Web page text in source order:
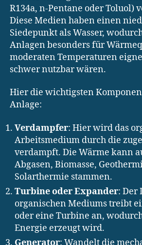
R134a, n-Pentane oder Toluol)
Diese Medien haben einen
Siedepunkt als Wasser,
Anlagen besonders für
moderaten Temperaturen
schwer nutzbar wären.
Hier die wichtigsten
Anlage:
Verdampfer: Hier wird das
Arbeitsmedium durch die
verdampft. Die Wärme kann
Abgasen, Biomasse,
Solarthermie stammen.
Turbine oder Expander: Der
organischen Mediums treibt
oder eine Turbine an,
Energie erzeugt wird.